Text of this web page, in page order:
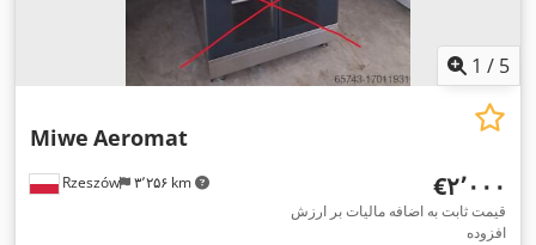
1 / 5
Rzeszów ۳٬۲۵۶ km
Miwe Aeromat
‎€۲٬۰۰۰
قیمت ثابت به اضافه مالیات بر ارزش
افزوده